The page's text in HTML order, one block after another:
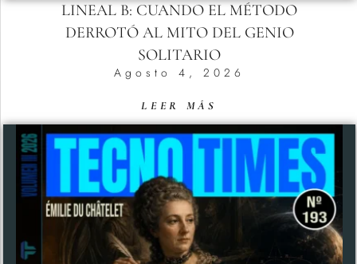
LINEAL B: CUANDO EL MÉTODO
DERROTÓ AL MITO DEL GENIO
SOLITARIO
Agosto 4, 2026
LEER MÁS